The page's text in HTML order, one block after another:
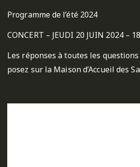
Programme de l’été 2024
CONCERT – JEUDI 20 JUIN 2024 –
Les réponses à toutes les
posez sur la Maison d’Accueil des